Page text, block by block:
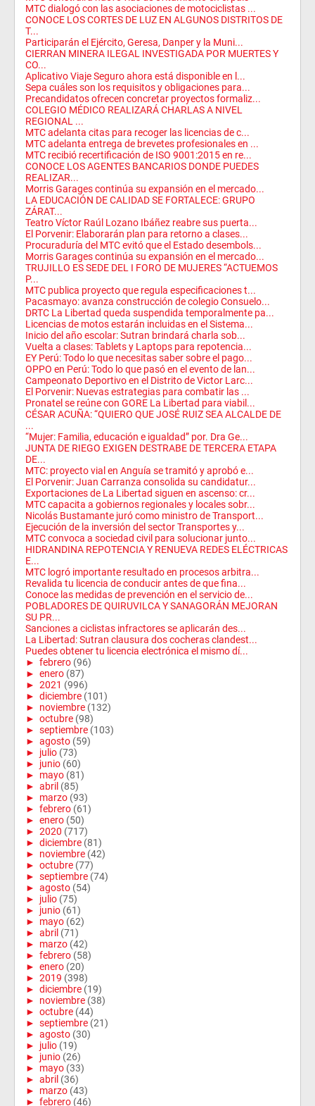
MTC dialogó con las asociaciones de motociclistas ...
CONOCE LOS CORTES DE LUZ EN ALGUNOS DISTRITOS DE
T...
Participarán el Ejército, Geresa, Danper y la Muni...
CIERRAN MINERA ILEGAL INVESTIGADA POR MUERTES Y
CO...
Aplicativo Viaje Seguro ahora está disponible en l...
Sepa cuáles son los requisitos y obligaciones para...
Precandidatos ofrecen concretar proyectos formaliz...
COLEGIO MÉDICO REALIZARÁ CHARLAS A NIVEL
REGIONAL ...
MTC adelanta citas para recoger las licencias de c...
MTC adelanta entrega de brevetes profesionales en ...
MTC recibió recertificación de ISO 9001:2015 en re...
CONOCE LOS AGENTES BANCARIOS DONDE PUEDES
REALIZAR...
Morris Garages continúa su expansión en el mercado...
LA EDUCACIÓN DE CALIDAD SE FORTALECE: GRUPO
ZÁRAT...
Teatro Víctor Raúl Lozano Ibáñez reabre sus puerta...
El Porvenir: Elaborarán plan para retorno a clases...
Procuraduría del MTC evitó que el Estado desembols...
Morris Garages continúa su expansión en el mercado...
TRUJILLO ES SEDE DEL I FORO DE MUJERES “ACTUEMOS
P...
MTC publica proyecto que regula especificaciones t...
Pacasmayo: avanza construcción de colegio Consuelo...
DRTC La Libertad queda suspendida temporalmente pa...
Licencias de motos estarán incluidas en el Sistema...
Inicio del año escolar: Sutran brindará charla sob...
Vuelta a clases: Tablets y Laptops para repotencia...
EY Perú: Todo lo que necesitas saber sobre el pago...
OPPO en Perú: Todo lo que pasó en el evento de lan...
Campeonato Deportivo en el Distrito de Victor Larc...
El Porvenir: Nuevas estrategias para combatir las ...
Pronatel se reúne con GORE La Libertad para viabil...
CÉSAR ACUÑA: “QUIERO QUE JOSÉ RUIZ SEA ALCALDE DE
...
“Mujer: Familia, educación e igualdad” por. Dra Ge...
JUNTA DE RIEGO EXIGEN DESTRABE DE TERCERA ETAPA
DE...
MTC: proyecto vial en Anguía se tramitó y aprobó e...
El Porvenir: Juan Carranza consolida su candidatur...
Exportaciones de La Libertad siguen en ascenso: cr...
MTC capacita a gobiernos regionales y locales sobr...
Nicolás Bustamante juró como ministro de Transport...
Ejecución de la inversión del sector Transportes y...
MTC convoca a sociedad civil para solucionar junto...
HIDRANDINA REPOTENCIA Y RENUEVA REDES ELÉCTRICAS
E...
MTC logró importante resultado en procesos arbitra...
Revalida tu licencia de conducir antes de que fina...
Conoce las medidas de prevención en el servicio de...
POBLADORES DE QUIRUVILCA Y SANAGORÁN MEJORAN
SU PR...
Sanciones a ciclistas infractores se aplicarán des...
La Libertad: Sutran clausura dos cocheras clandest...
Puedes obtener tu licencia electrónica el mismo dí...
► febrero (96)
► enero (87)
► 2021 (996)
► diciembre (101)
► noviembre (132)
► octubre (98)
► septiembre (103)
► agosto (59)
► julio (73)
► junio (60)
► mayo (81)
► abril (85)
► marzo (93)
► febrero (61)
► enero (50)
► 2020 (717)
► diciembre (81)
► noviembre (42)
► octubre (77)
► septiembre (74)
► agosto (54)
► julio (75)
► junio (61)
► mayo (62)
► abril (71)
► marzo (42)
► febrero (58)
► enero (20)
► 2019 (398)
► diciembre (19)
► noviembre (38)
► octubre (44)
► septiembre (21)
► agosto (30)
► julio (19)
► junio (26)
► mayo (33)
► abril (36)
► marzo (43)
► febrero (46)